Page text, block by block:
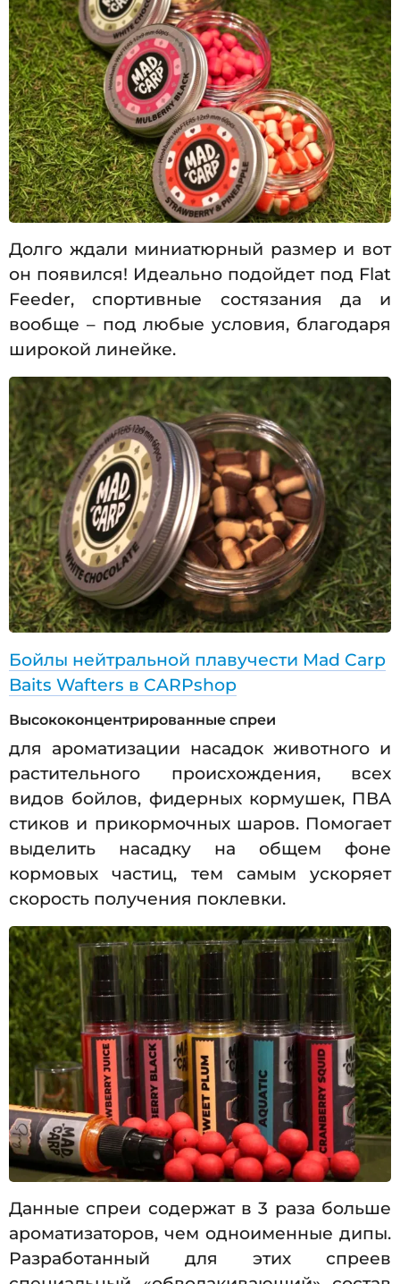
Долго ждали миниатюрный размер и вот
он появился! Идеально подойдет под Flat
Feeder, спортивные состязания да и
вообще – под любые условия, благодаря
широкой линейке.
Бойлы нейтральной плавучести Mad Carp
Baits Wafters в CARPshop
Высококонцентрированные спреи
для ароматизации насадок животного и
растительного происхождения, всех
видов бойлов, фидерных кормушек, ПВА
стиков и прикормочных шаров. Помогает
выделить насадку на общем фоне
кормовых частиц, тем самым ускоряет
скорость получения поклевки.
Данные спреи содержат в 3 раза больше
ароматизаторов, чем одноименные дипы.
Разработанный для этих спреев